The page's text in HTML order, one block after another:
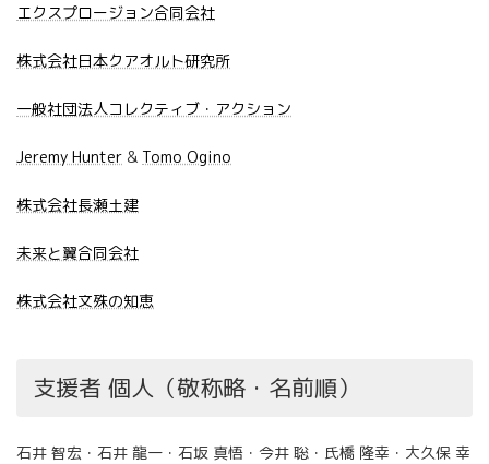
エクスプロージョン合同会社
株式会社日本クアオルト研究所
一般社団法人コレクティブ・アクション
Jeremy Hunter & Tomo Ogino
株式会社長瀬土建
未来と翼合同会社
株式会社文殊の知恵
支援者 個人（敬称略・名前順）
石井 智宏・石井 龍一・石坂 真悟・今井 聡・氏橋 隆幸・大久保 幸